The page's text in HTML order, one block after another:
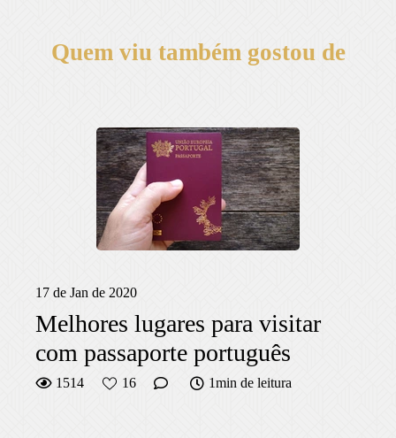
Quem viu também gostou de
17 de Jan de 2020
Melhores lugares para visitar
com passaporte português
1514 16 1min de leitura